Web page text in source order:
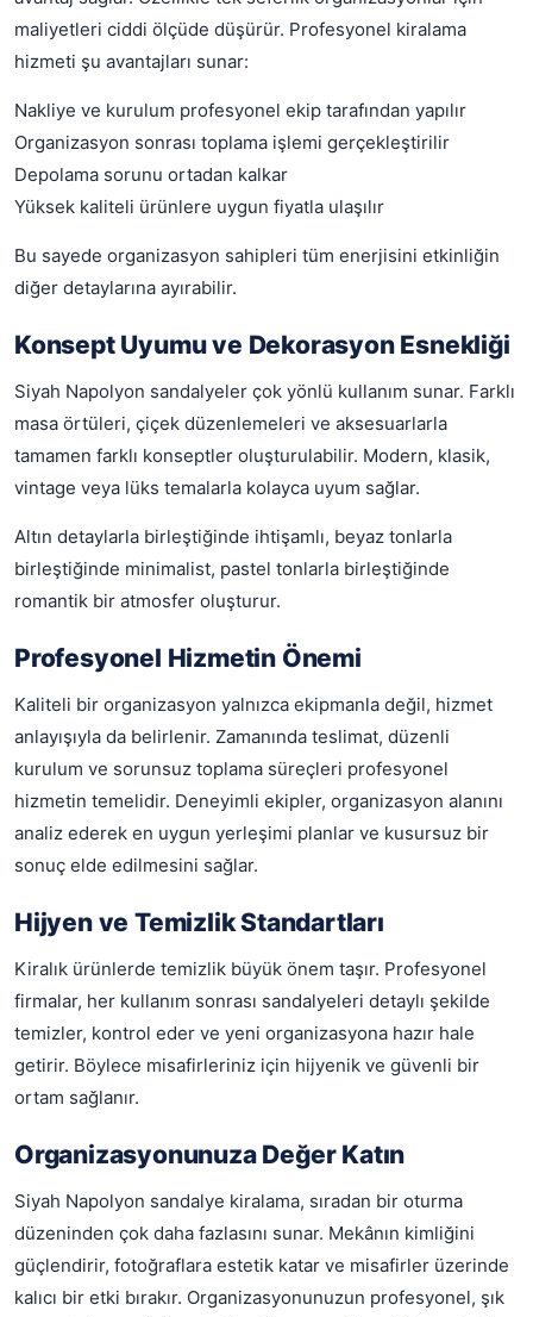
maliyetleri ciddi ölçüde düşürür. Profesyonel kiralama
hizmeti şu avantajları sunar:
Nakliye ve kurulum profesyonel ekip tarafından yapılır
Organizasyon sonrası toplama işlemi gerçekleştirilir
Depolama sorunu ortadan kalkar
Yüksek kaliteli ürünlere uygun fiyatla ulaşılır
Bu sayede organizasyon sahipleri tüm enerjisini etkinliğin
diğer detaylarına ayırabilir.
Konsept Uyumu ve Dekorasyon Esnekliği
Siyah Napolyon sandalyeler çok yönlü kullanım sunar. Farklı
masa örtüleri, çiçek düzenlemeleri ve aksesuarlarla
tamamen farklı konseptler oluşturulabilir. Modern, klasik,
vintage veya lüks temalarla kolayca uyum sağlar.
Altın detaylarla birleştiğinde ihtişamlı, beyaz tonlarla
birleştiğinde minimalist, pastel tonlarla birleştiğinde
romantik bir atmosfer oluşturur.
Profesyonel Hizmetin Önemi
Kaliteli bir organizasyon yalnızca ekipmanla değil, hizmet
anlayışıyla da belirlenir. Zamanında teslimat, düzenli
kurulum ve sorunsuz toplama süreçleri profesyonel
hizmetin temelidir. Deneyimli ekipler, organizasyon alanını
analiz ederek en uygun yerleşimi planlar ve kusursuz bir
sonuç elde edilmesini sağlar.
Hijyen ve Temizlik Standartları
Kiralık ürünlerde temizlik büyük önem taşır. Profesyonel
firmalar, her kullanım sonrası sandalyeleri detaylı şekilde
temizler, kontrol eder ve yeni organizasyona hazır hale
getirir. Böylece misafirleriniz için hijyenik ve güvenli bir
ortam sağlanır.
Organizasyonunuza Değer Katın
Siyah Napolyon sandalye kiralama, sıradan bir oturma
düzeninden çok daha fazlasını sunar. Mekânın kimliğini
güçlendirir, fotoğraflara estetik katar ve misafirler üzerinde
kalıcı bir etki bırakır. Organizasyonunuzun profesyonel, şık